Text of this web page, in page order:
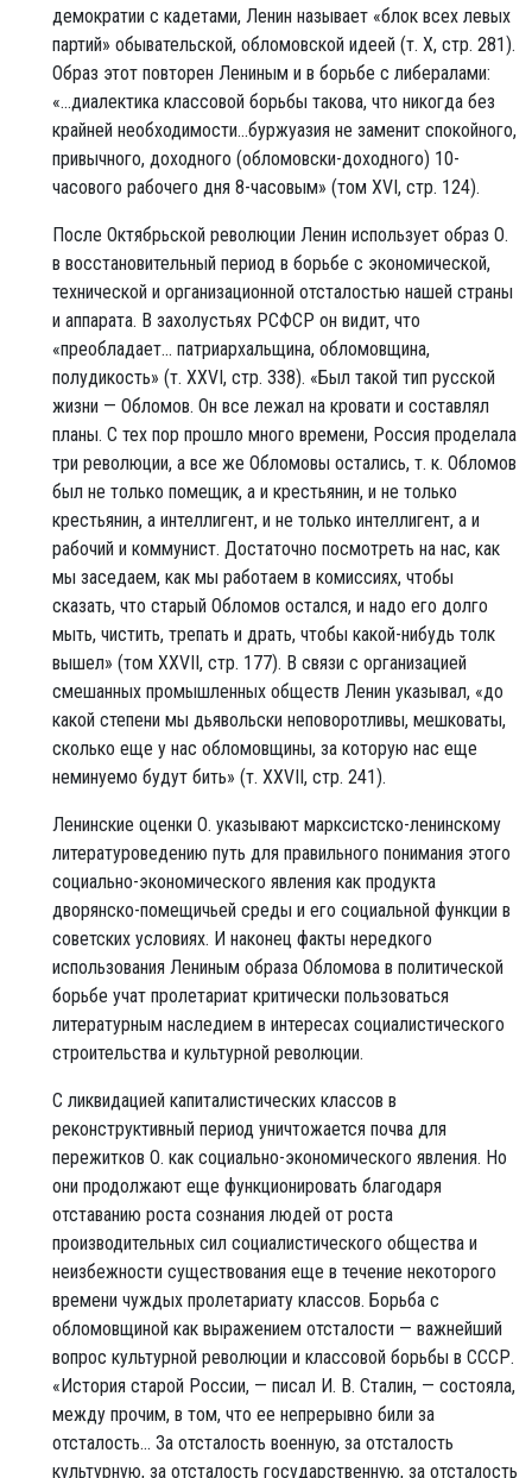
демократии с кадетами, Ленин называет «блок всех левых
партий» обывательской, обломовской идеей (т. X, стр. 281).
Образ этот повторен Лениным и в борьбе с либералами:
«...диалектика классовой борьбы такова, что никогда без
крайней необходимости...буржуазия не заменит спокойного,
привычного, доходного (обломовски-доходного) 10-
часового рабочего дня 8-часовым» (том XVI, стр. 124).
После Октябрьской революции Ленин использует образ О.
в восстановительный период в борьбе с экономической,
технической и организационной отсталостью нашей страны
и аппарата. В захолустьях РСФСР он видит, что
«преобладает... патриархальщина, обломовщина,
полудикость» (т. XXVI, стр. 338). «Был такой тип русской
жизни — Обломов. Он все лежал на кровати и составлял
планы. С тех пор прошло много времени, Россия проделала
три революции, а все же Обломовы остались, т. к. Обломов
был не только помещик, а и крестьянин, и не только
крестьянин, а интеллигент, и не только интеллигент, а и
рабочий и коммунист. Достаточно посмотреть на нас, как
мы заседаем, как мы работаем в комиссиях, чтобы
сказать, что старый Обломов остался, и надо его долго
мыть, чистить, трепать и драть, чтобы какой-нибудь толк
вышел» (том XXVII, стр. 177). В связи с организацией
смешанных промышленных обществ Ленин указывал, «до
какой степени мы дьявольски неповоротливы, мешковаты,
сколько еще у нас обломовщины, за которую нас еще
неминуемо будут бить» (т. XXVII, стр. 241).
Ленинские оценки О. указывают марксистско-ленинскому
литературоведению путь для правильного понимания этого
социально-экономического явления как продукта
дворянско-помещичьей среды и его социальной функции в
советских условиях. И наконец факты нередкого
использования Лениным образа Обломова в политической
борьбе учат пролетариат критически пользоваться
литературным наследием в интересах социалистического
строительства и культурной революции.
С ликвидацией капиталистических классов в
реконструктивный период уничтожается почва для
пережитков О. как социально-экономического явления. Но
они продолжают еще функционировать благодаря
отставанию роста сознания людей от роста
производительных сил социалистического общества и
неизбежности существования еще в течение некоторого
времени чуждых пролетариату классов. Борьба с
обломовщиной как выражением отсталости — важнейший
вопрос культурной революции и классовой борьбы в СССР.
«История старой России, — писал И. В. Сталин, — состояла,
между прочим, в том, что ее непрерывно били за
отсталость... За отсталость военную, за отсталость
культурную, за отсталость государственную, за отсталость